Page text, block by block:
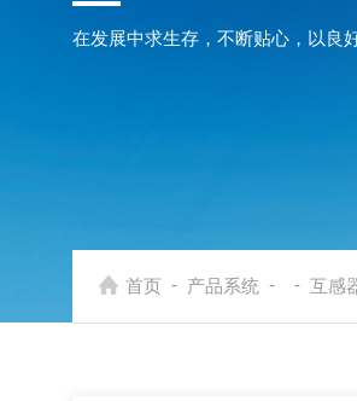
在发展中求生存，不断贴心，以良
首页 - 产品系统 - - 互感